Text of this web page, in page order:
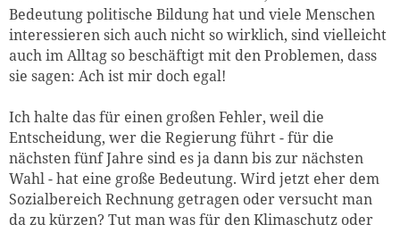
Bedeutung politische Bildung hat und viele Menschen
interessieren sich auch nicht so wirklich, sind vielleicht
auch im Alltag so beschäftigt mit den Problemen, dass
sie sagen: Ach ist mir doch egal!
Ich halte das für einen großen Fehler, weil die
Entscheidung, wer die Regierung führt - für die
nächsten fünf Jahre sind es ja dann bis zur nächsten
Wahl - hat eine große Bedeutung. Wird jetzt eher dem
Sozialbereich Rechnung getragen oder versucht man
da zu kürzen? Tut man was für den Klimaschutz oder